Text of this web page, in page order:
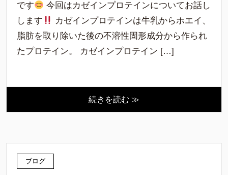
です
今回はカゼインプロテインについてお話し
します
カゼインプロテインは牛乳からホエイ、
脂肪を取り除いた後の不溶性固形成分から作られ
たプロテイン。 カゼインプロテイン […]
続きを読む ≫
ブログ